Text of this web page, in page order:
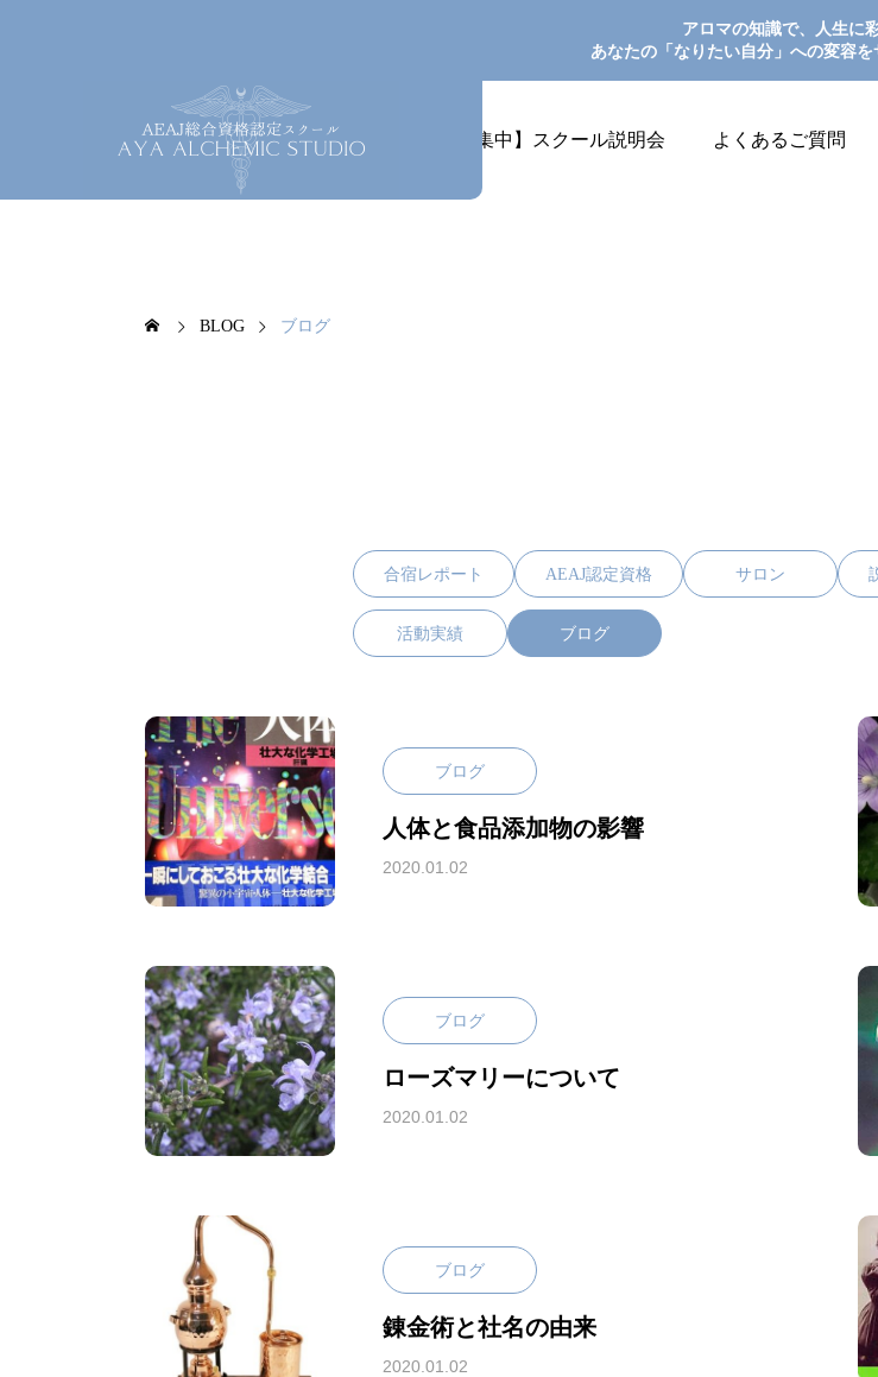
アロマの知識で、人生に
あなたの「なりたい自分」への変容を
ホーム 最新情報 【募集中】スクール説明会 よくあるご質問
BLOG ブログ
合宿レポート AEAJ認定資格 サロン
活動実績 ブログ
ブログ
人体と食品添加物の影響
2020.01.02
ブログ
ローズマリーについて
2020.01.02
ブログ
錬金術と社名の由来
2020.01.02